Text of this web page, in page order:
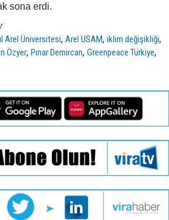
sona erdi.
Arel Üniversitesi,Arel USAM,iklim değişikliği,
Özyer, Pınar Demircan, Greenpeace Türkiye,